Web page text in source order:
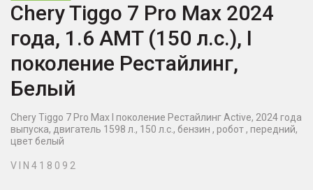
Chery Tiggo 7 Pro Max 2024
года, 1.6 AMT (150 л.с.), I
поколение Рестайлинг,
Белый
Chery Tiggo 7 Pro Max I поколение Рестайлинг Active, 2024 года
выпуска, двигатель 1598 л., 150 л.с., бензин , робот , передний,
цвет белый
V I N 4 1 8 0 9 2